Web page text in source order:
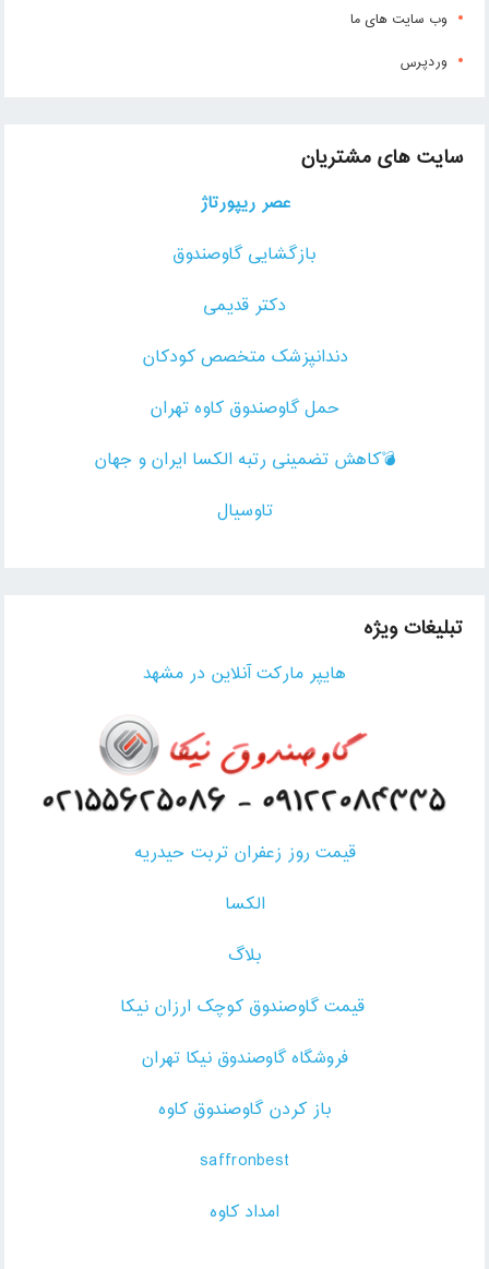
وب سایت های ما
وردپرس
سایت های مشتریان
عصر ریپورتاژ
بازگشایی گاوصندوق
دکتر قدیمی
دندانپزشک متخصص کودکان
حمل گاوصندوق کاوه تهران
💣کاهش تضمینی رتبه الکسا ایران و جهان
تاوسیال
تبلیغات ویژه
هایپر مارکت آنلاین در مشهد
قیمت روز زعفران تربت حیدریه
الکسا
بلاگ
قیمت گاوصندوق کوچک ارزان نیکا
فروشگاه گاوصندوق نیکا تهران
باز کردن گاوصندوق کاوه
saffronbest
امداد کاوه